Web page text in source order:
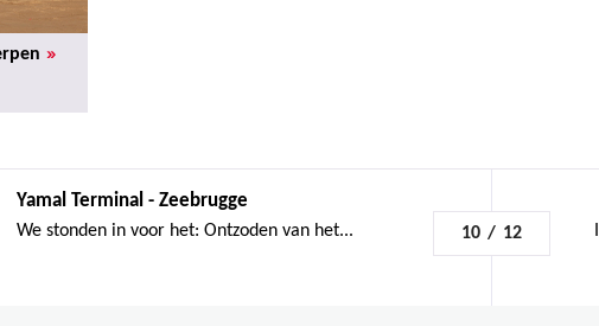
»
Yamal Terminal - Zeebrugge
We stonden in voor het: Ontzoden van het... 10 / 12